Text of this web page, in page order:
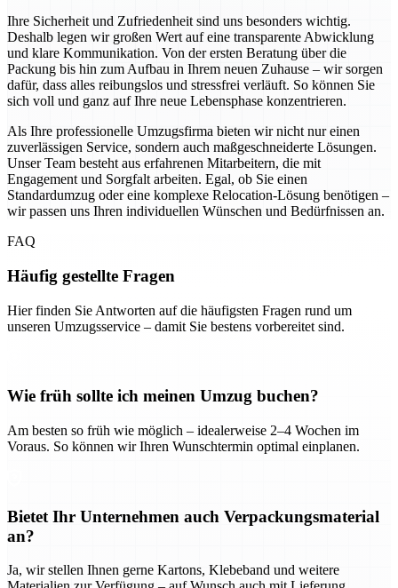
Ihre Sicherheit und Zufriedenheit sind uns besonders wichtig.
Deshalb legen wir großen Wert auf eine transparente Abwicklung
und klare Kommunikation. Von der ersten Beratung über die
Packung bis hin zum Aufbau in Ihrem neuen Zuhause – wir sorgen
dafür, dass alles reibungslos und stressfrei verläuft. So können Sie
sich voll und ganz auf Ihre neue Lebensphase konzentrieren.
Als Ihre professionelle Umzugsfirma bieten wir nicht nur einen
zuverlässigen Service, sondern auch maßgeschneiderte Lösungen.
Unser Team besteht aus erfahrenen Mitarbeitern, die mit
Engagement und Sorgfalt arbeiten. Egal, ob Sie einen
Standardumzug oder eine komplexe Relocation-Lösung benötigen –
wir passen uns Ihren individuellen Wünschen und Bedürfnissen an.
FAQ
Häufig gestellte Fragen
Hier finden Sie Antworten auf die häufigsten Fragen rund um
unseren Umzugsservice – damit Sie bestens vorbereitet sind.
Wie früh sollte ich meinen Umzug buchen?
Am besten so früh wie möglich – idealerweise 2–4 Wochen im
Voraus. So können wir Ihren Wunschtermin optimal einplanen.
Bietet Ihr Unternehmen auch Verpackungsmaterial
an?
Ja, wir stellen Ihnen gerne Kartons, Klebeband und weitere